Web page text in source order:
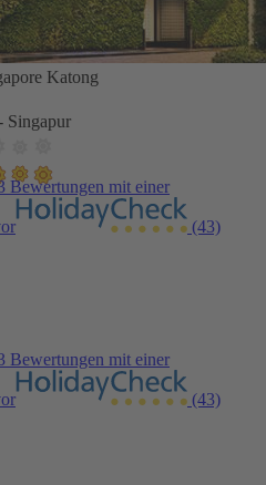
Katong
Singapur
Bewertungen mit einer
(43)
Bewertungen mit einer
(43)